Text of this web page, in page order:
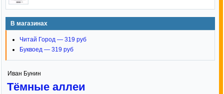
В магазинах
Читай Город — 319 руб
Буквоед — 319 руб
Иван Бунин
Тёмные аллеи